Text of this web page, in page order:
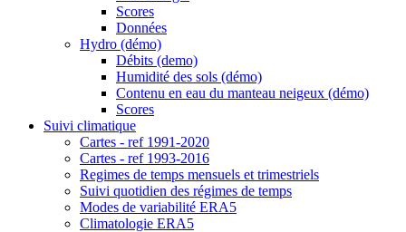
Scores
Données
Hydro (démo)
Débits (demo)
Humidité des sols (démo)
Contenu en eau du manteau neigeux (démo)
Scores
Suivi climatique
Cartes - ref 1991-2020
Cartes - ref 1993-2016
Regimes de temps mensuels et trimestriels
Suivi quotidien des régimes de temps
Modes de variabilité ERA5
Climatologie ERA5